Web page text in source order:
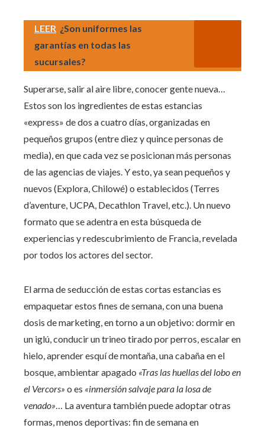
LEER ¿Son uniformes las
garantías en todas las
sucursales?
Superarse, salir al aire libre, conocer gente nueva…
Estos son los ingredientes de estas estancias
«express» de dos a cuatro días, organizadas en
pequeños grupos (entre diez y quince personas de
media), en que cada vez se posicionan más personas
de las agencias de viajes. Y esto, ya sean pequeños y
nuevos (Explora, Chilowé) o establecidos (Terres
d’aventure, UCPA, Decathlon Travel, etc.). Un nuevo
formato que se adentra en esta búsqueda de
experiencias y redescubrimiento de Francia, revelada
por todos los actores del sector.
El arma de seducción de estas cortas estancias es
empaquetar estos fines de semana, con una buena
dosis de marketing, en torno a un objetivo: dormir en
un iglú, conducir un trineo tirado por perros, escalar en
hielo, aprender esquí de montaña, una cabaña en el
bosque, ambientar apagado «Tras las huellas del lobo en
el Vercors» o es «inmersión salvaje para la losa de
venado»… La aventura también puede adoptar otras
formas, menos deportivas: fin de semana en